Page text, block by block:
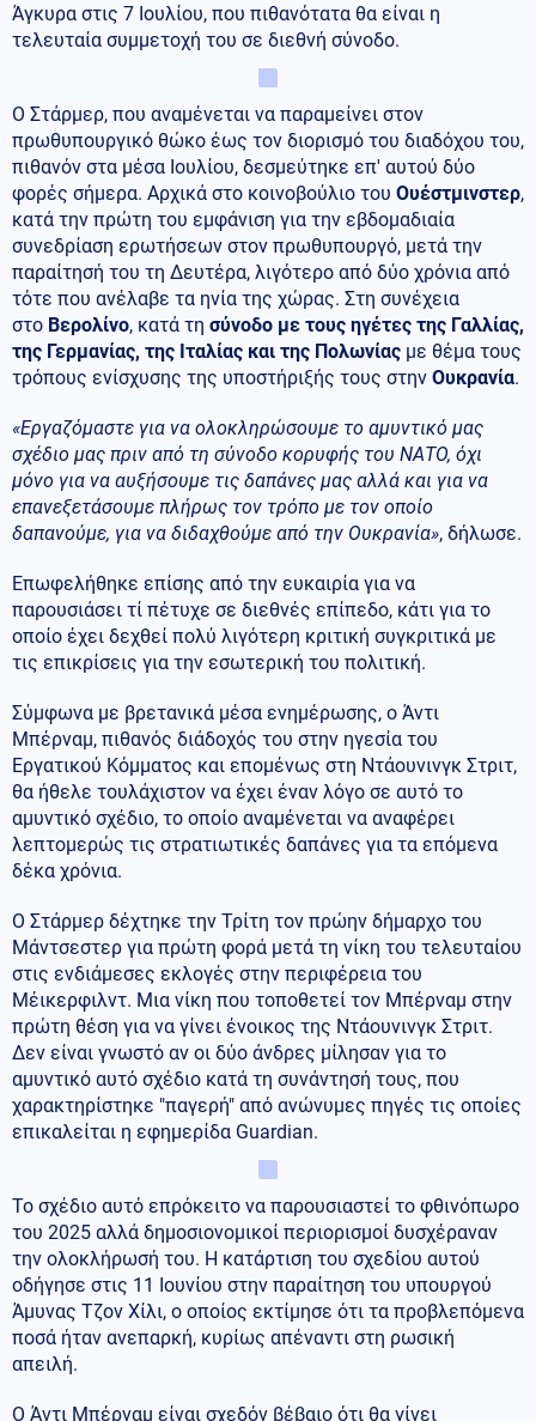
Άγκυρα στις 7 Ιουλίου, που πιθανότατα θα είναι η
τελευταία συμμετοχή του σε διεθνή σύνοδο.
Ο Στάρμερ, που αναμένεται να παραμείνει στον
πρωθυπουργικό θώκο έως τον διορισμό του διαδόχου του,
πιθανόν στα μέσα Ιουλίου, δεσμεύτηκε επ' αυτού δύο
φορές σήμερα. Αρχικά στο κοινοβούλιο του Ουέστμινστερ,
κατά την πρώτη του εμφάνιση για την εβδομαδιαία
συνεδρίαση ερωτήσεων στον πρωθυπουργό, μετά την
παραίτησή του τη Δευτέρα, λιγότερο από δύο χρόνια από
τότε που ανέλαβε τα ηνία της χώρας. Στη συνέχεια
στο Βερολίνο, κατά τη σύνοδο με τους ηγέτες της Γαλλίας,
της Γερμανίας, της Ιταλίας και της Πολωνίας με θέμα τους
τρόπους ενίσχυσης της υποστήριξής τους στην Ουκρανία.
«Εργαζόμαστε για να ολοκληρώσουμε το αμυντικό μας
σχέδιο μας πριν από τη σύνοδο κορυφής του ΝΑΤΟ, όχι
μόνο για να αυξήσουμε τις δαπάνες μας αλλά και για να
επανεξετάσουμε πλήρως τον τρόπο με τον οποίο
δαπανούμε, για να διδαχθούμε από την Ουκρανία», δήλωσε.
Επωφελήθηκε επίσης από την ευκαιρία για να
παρουσιάσει τί πέτυχε σε διεθνές επίπεδο, κάτι για το
οποίο έχει δεχθεί πολύ λιγότερη κριτική συγκριτικά με
τις επικρίσεις για την εσωτερική του πολιτική.
Σύμφωνα με βρετανικά μέσα ενημέρωσης, ο Άντι
Μπέρναμ, πιθανός διάδοχός του στην ηγεσία του
Εργατικού Κόμματος και επομένως στη Ντάουνινγκ Στριτ,
θα ήθελε τουλάχιστον να έχει έναν λόγο σε αυτό το
αμυντικό σχέδιο, το οποίο αναμένεται να αναφέρει
λεπτομερώς τις στρατιωτικές δαπάνες για τα επόμενα
δέκα χρόνια.
Ο Στάρμερ δέχτηκε την Τρίτη τον πρώην δήμαρχο του
Μάντσεστερ για πρώτη φορά μετά τη νίκη του τελευταίου
στις ενδιάμεσες εκλογές στην περιφέρεια του
Μέικερφιλντ. Μια νίκη που τοποθετεί τον Μπέρναμ στην
πρώτη θέση για να γίνει ένοικος της Ντάουνινγκ Στριτ.
Δεν είναι γνωστό αν οι δύο άνδρες μίλησαν για το
αμυντικό αυτό σχέδιο κατά τη συνάντησή τους, που
χαρακτηρίστηκε "παγερή" από ανώνυμες πηγές τις οποίες
επικαλείται η εφημερίδα Guardian.
Το σχέδιο αυτό επρόκειτο να παρουσιαστεί το φθινόπωρο
του 2025 αλλά δημοσιονομικοί περιορισμοί δυσχέραναν
την ολοκλήρωσή του. Η κατάρτιση του σχεδίου αυτού
οδήγησε στις 11 Ιουνίου στην παραίτηση του υπουργού
Άμυνας Τζον Χίλι, ο οποίος εκτίμησε ότι τα προβλεπόμενα
ποσά ήταν ανεπαρκή, κυρίως απέναντι στη ρωσική
απειλή.
Ο Άντι Μπέρναμ είναι σχεδόν βέβαιο ότι θα γίνει